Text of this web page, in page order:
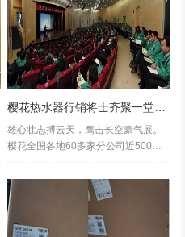
雄心壮志搏云天，鹰击长空豪气展。
樱花全国各地60多家分公司近500位
开始了行销大会师一天的旅程，学习
总公司新一年的经营政策和开拓市场
的策略方针及对新一年的展望。从
国...